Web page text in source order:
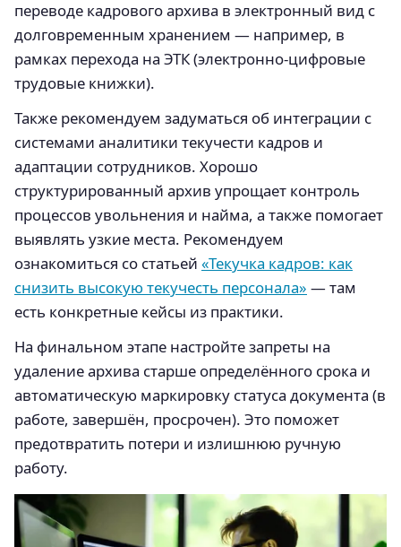
переводе кадрового архива в электронный вид с
долговременным хранением — например, в
рамках перехода на ЭТК (электронно-цифровые
трудовые книжки).
Также рекомендуем задуматься об интеграции с
системами аналитики текучести кадров и
адаптации сотрудников. Хорошо
структурированный архив упрощает контроль
процессов увольнения и найма, а также помогает
выявлять узкие места. Рекомендуем
ознакомиться со статьей «Текучка кадров: как
снизить высокую текучесть персонала» — там
есть конкретные кейсы из практики.
На финальном этапе настройте запреты на
удаление архива старше определённого срока и
автоматическую маркировку статуса документа (в
работе, завершён, просрочен). Это поможет
предотвратить потери и излишнюю ручную
работу.